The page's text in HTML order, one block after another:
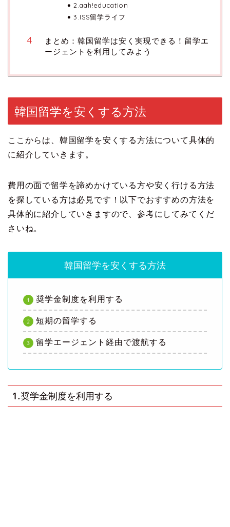
2.aah!education
3.ISS留学ライフ
まとめ：韓国留学は安く実現できる！留学エ
ージェントを利用してみよう
韓国留学を安くする方法
ここからは、韓国留学を安くする方法について具体的
に紹介していきます。
費用の面で留学を諦めかけている方や安く行ける方法
を探している方は必見です！以下でおすすめの方法を
具体的に紹介していきますので、参考にしてみてくだ
さいね。
韓国留学を安くする方法
奨学金制度を利用する
短期の留学する
留学エージェント経由で渡航する
1.奨学金制度を利用する